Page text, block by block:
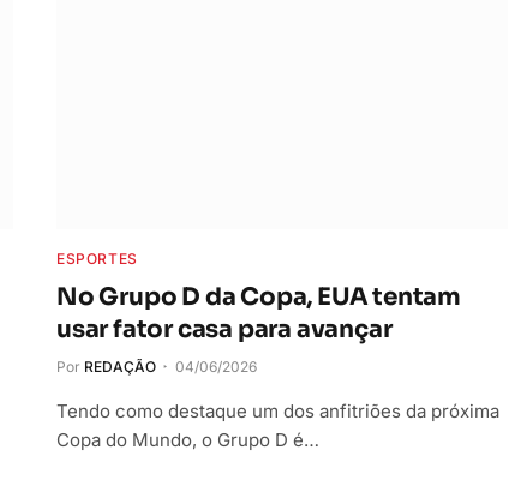
ESPORTES
No Grupo D da Copa, EUA tentam
usar fator casa para avançar
Por REDAÇÃO 04/06/2026
Tendo como destaque um dos anfitriões da próxima
Copa do Mundo, o Grupo D é…